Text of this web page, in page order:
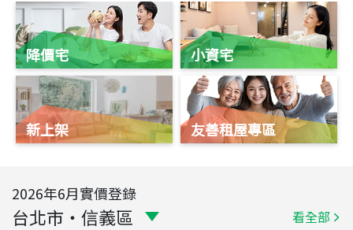
降價宅
新上架
小資宅
友善租屋專區
2026年6月實價登錄
台北市 ・ 信義區 看全部